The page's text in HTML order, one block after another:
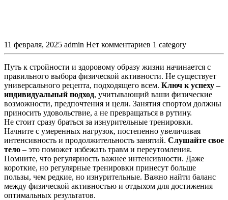
11 февраля, 2025 admin Нет комментариев 1 category
Путь к стройности и здоровому образу жизни начинается с
правильного выбора физической активности. Не существует
универсального рецепта, подходящего всем. Ключ к успеху –
индивидуальный подход, учитывающий ваши физические
возможности, предпочтения и цели. Занятия спортом должны
приносить удовольствие, а не превращаться в рутину.
Не стоит сразу браться за изнурительные тренировки.
Начните с умеренных нагрузок, постепенно увеличивая
интенсивность и продолжительность занятий. Слушайте свое
тело – это поможет избежать травм и переутомления.
Помните, что регулярность важнее интенсивности. Даже
короткие, но регулярные тренировки принесут больше
пользы, чем редкие, но изнурительные. Важно найти баланс
между физической активностью и отдыхом для достижения
оптимальных результатов.